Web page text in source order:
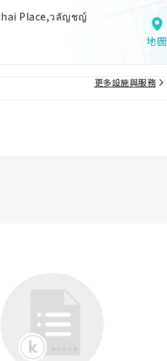
Place,วลัญชญ์
地圖
更多設施與服務